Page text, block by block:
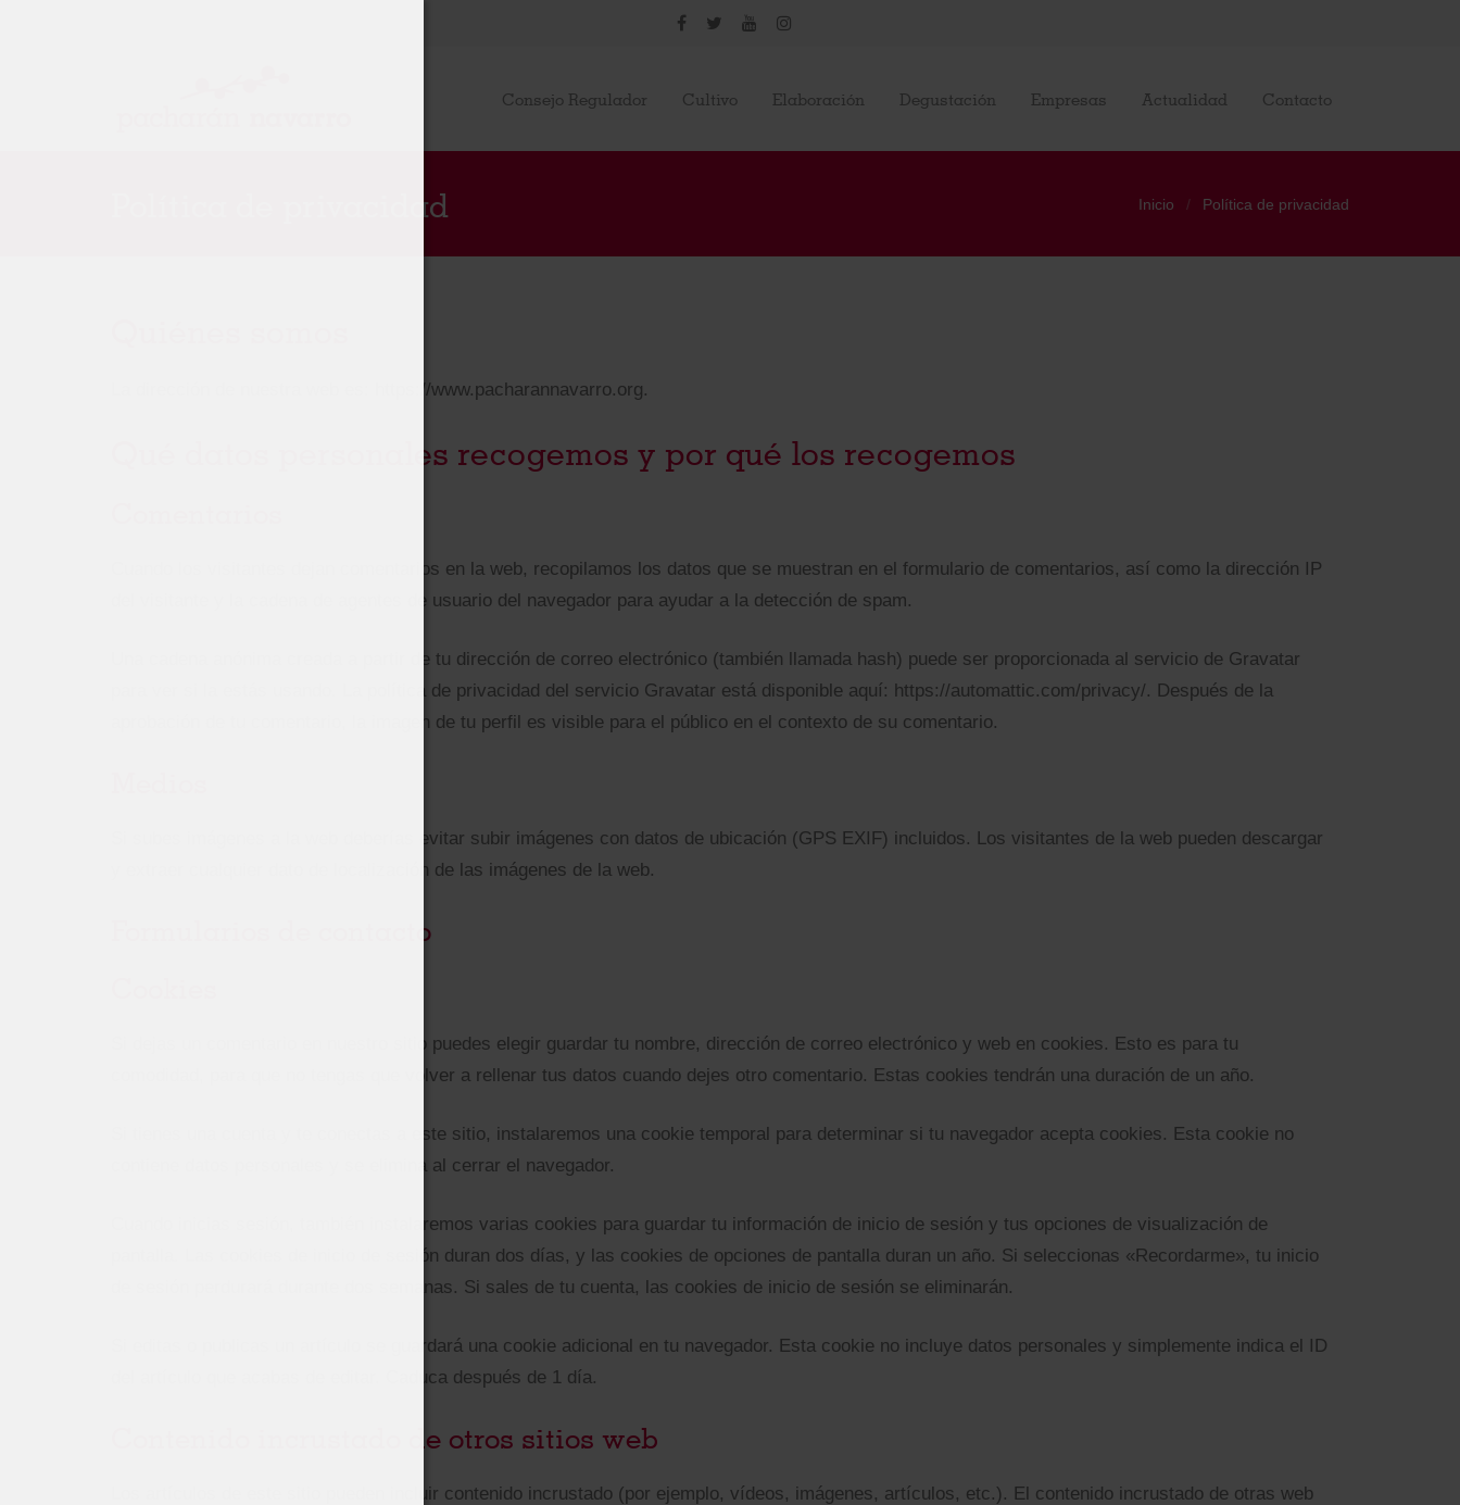
Consejo Regulador Cultivo Elaboración Degustación Empresas Actualidad Contacto
Política de privacidad Inicio Política de privacidad
La dirección de nuestra web es: https://www.pacharannavarro.org.
Qué datos personales recogemos y por qué los recogemos
Cuando los visitantes dejan comentarios en la web, recopilamos los datos que se muestran en el formulario de comentarios, así como la dirección IP
del visitante y la cadena de agentes de usuario del navegador para ayudar a la detección de spam.
Una cadena anónima creada a partir de tu dirección de correo electrónico (también llamada hash) puede ser proporcionada al servicio de Gravatar
para ver si la estás usando. La política de privacidad del servicio Gravatar está disponible aquí: https://automattic.com/privacy/. Después de la
aprobación de tu comentario, la imagen de tu perfil es visible para el público en el contexto de su comentario.
Si subes imágenes a la web deberías evitar subir imágenes con datos de ubicación (GPS EXIF) incluidos. Los visitantes de la web pueden descargar
y extraer cualquier dato de localización de las imágenes de la web.
Formularios de contacto
Si dejas un comentario en nuestro sitio puedes elegir guardar tu nombre, dirección de correo electrónico y web en cookies. Esto es para tu
comodidad, para que no tengas que volver a rellenar tus datos cuando dejes otro comentario. Estas cookies tendrán una duración de un año.
Si tienes una cuenta y te conectas a este sitio, instalaremos una cookie temporal para determinar si tu navegador acepta cookies. Esta cookie no
contiene datos personales y se elimina al cerrar el navegador.
Cuando inicias sesión, también instalaremos varias cookies para guardar tu información de inicio de sesión y tus opciones de visualización de
pantalla. Las cookies de inicio de sesión duran dos días, y las cookies de opciones de pantalla duran un año. Si seleccionas «Recordarme», tu inicio
de sesión perdurará durante dos semanas. Si sales de tu cuenta, las cookies de inicio de sesión se eliminarán.
Si editas o publicas un artículo se guardará una cookie adicional en tu navegador. Esta cookie no incluye datos personales y simplemente indica el ID
del artículo que acabas de editar. Caduca después de 1 día.
Contenido incrustado de otros sitios web
Los artículos de este sitio pueden incluir contenido incrustado (por ejemplo, vídeos, imágenes, artículos, etc.). El contenido incrustado de otras web